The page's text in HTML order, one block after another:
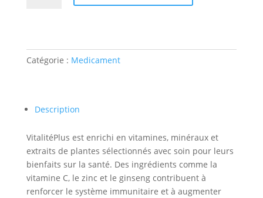
Catégorie : Medicament
Description
VitalitéPlus est enrichi en vitamines, minéraux et
extraits de plantes sélectionnés avec soin pour leurs
bienfaits sur la santé. Des ingrédients comme la
vitamine C, le zinc et le ginseng contribuent à
renforcer le système immunitaire et à augmenter